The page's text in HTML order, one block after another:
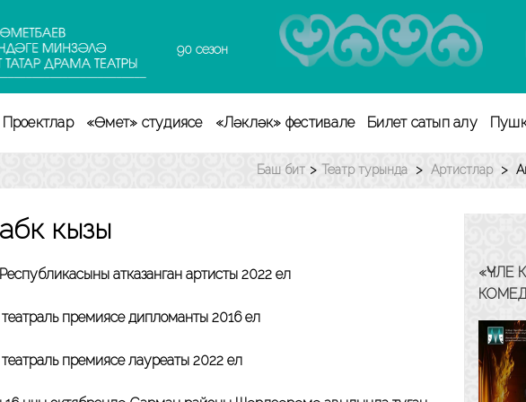
90 сезон
Проектлар «Өмет» студиясе «Ләкләк» фестивале Билет сатып алу
Баш бит > Театр турында > Артистлар >
кызы
атказанган артисты 2022 ел
премиясе дипломанты 2016 ел
премиясе лауреаты 2022 ел
«ҮЧЛЕ